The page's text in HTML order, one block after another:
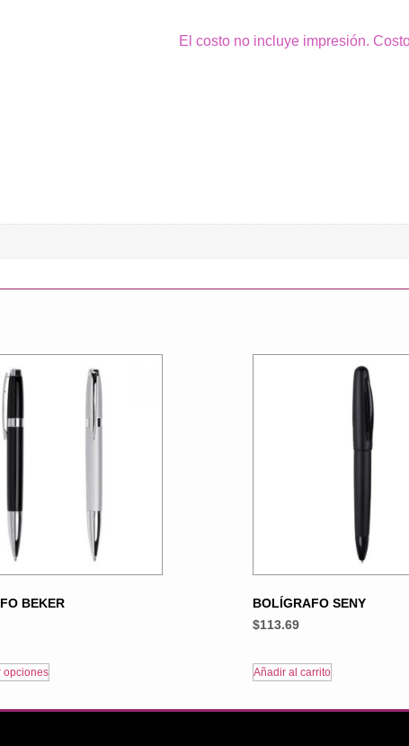
El costo no incluye impresión.
BEKER
opciones
BOLÍGRAFO SENY
$113.69
Añadir al carrito